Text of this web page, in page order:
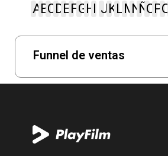
A BC D E FG HI J K L MNÑOPQ
Funnel de ventas